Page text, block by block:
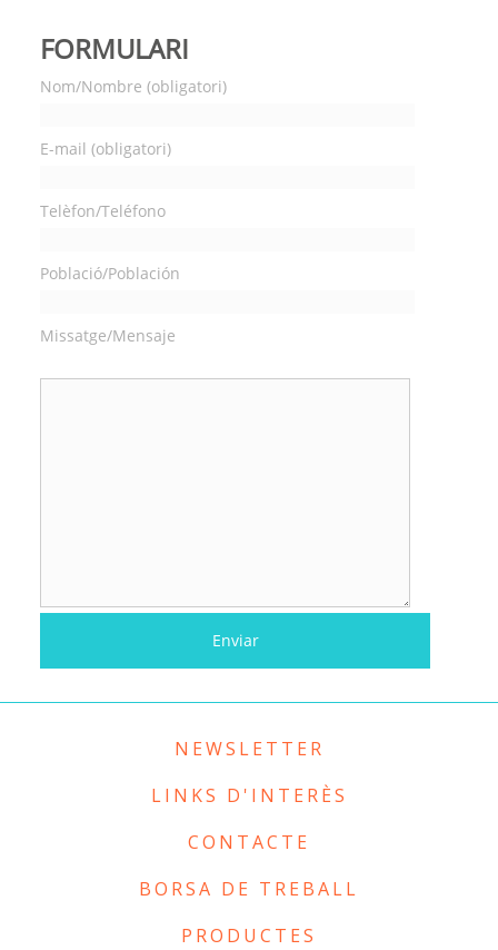
FORMULARI
Nom/Nombre (obligatori)
E-mail (obligatori)
Telèfon/Teléfono
Població/Población
Missatge/Mensaje
NEWSLETTER
LINKS D'INTERÈS
CONTACTE
BORSA DE TREBALL
PRODUCTES